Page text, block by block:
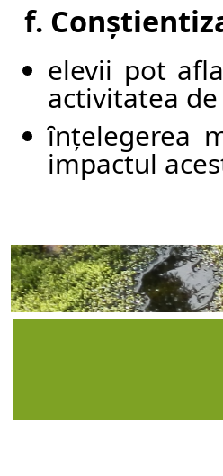
f.
elevii pot
activitatea
ȋnțelegerea
impactul